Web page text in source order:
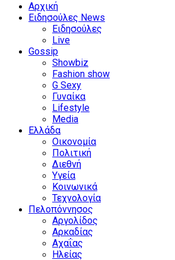
Αρχική
Ειδησούλες News
Ειδησούλες
Live
Gossip
Showbiz
Fashion show
G Sexy
Γυναίκα
Lifestyle
Media
Ελλάδα
Οικονομία
Πολιτική
Διεθνή
Υγεία
Κοινωνικά
Τεχνολογία
Πελοπόννησος
Αργολίδος
Αρκαδίας
Αχαΐας
Ηλείας